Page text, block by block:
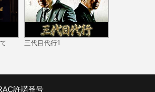
三代目代行1
許諾番号